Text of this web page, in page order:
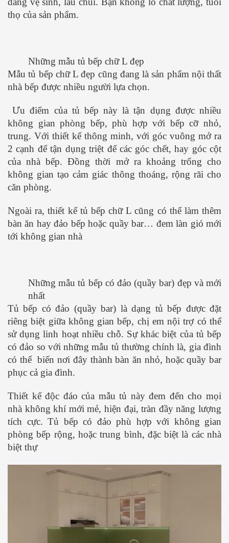
thọ của sản phẩm.
Những mẫu tủ bếp chữ L đẹp
Mẫu tủ bếp chữ L đẹp cũng đang là sản phẩm nội thất
nhà bếp được nhiều người lựa chọn.
Ưu điểm của tủ bếp này là tận dụng được nhiều
không gian phòng bếp, phù hợp với bếp cỡ nhỏ,
trung. Với thiết kế thông minh, với góc vuông mở ra
2 cạnh để tận dụng triệt để các góc chết, hay góc cột
của nhà bếp. Đồng thời mở ra khoảng trống cho
không gian tạo cảm giác thông thoáng, rộng rãi cho
căn phòng.
Ngoài ra, thiết kế tủ bếp chữ L cũng có thể làm thêm
bàn ăn hay đảo bếp hoặc quầy bar… đem làn gió mới
tới không gian nhà
Những mẫu tủ bếp có đảo (quầy bar) đẹp và mới
nhất
Tủ bếp có đảo (quầy bar) là dạng tủ bếp được đặt
riêng biệt giữa không gian bếp, chị em nội trợ có thể
sử dụng linh hoạt nhiều chỗ. Sự khác biệt của tủ bếp
có đảo so với những mẫu tủ thường chính là, gia đình
có thể biến nơi đây thành bàn ăn nhỏ, hoặc quầy bar
phục cả gia đình.
Thiết kế độc đáo của mẫu tủ này đem đến cho mọi
nhà không khí mới mẻ, hiện đại, tràn đầy năng lượng
tích cực. Tủ bếp có đảo phù hợp với không gian
phòng bếp rộng, hoặc trung bình, đặc biệt là các nhà
biệt thự